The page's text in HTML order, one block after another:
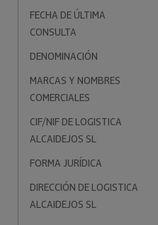
FECHA DE ÚLTIMA
CONSULTA
DENOMINACIÓN
MARCAS Y NOMBRES
COMERCIALES
CIF/NIF DE LOGISTICA
ALCAIDEJOS SL
FORMA JURÍDICA
DIRECCIÓN DE LOGISTICA
ALCAIDEJOS SL